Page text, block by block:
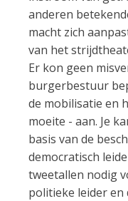
anderen
macht zich
van het
Er kon geen
burgerbestuur
de mobilisatie en
moeite - aan. Je
basis van de
democratisch
tweetallen nodig
politieke leider en